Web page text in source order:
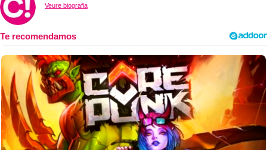
Veure biografia